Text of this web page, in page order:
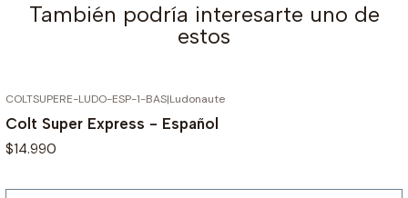
También podría interesarte uno de
estos
COLTSUPERE-LUDO-ESP-1-BAS|Ludonaute
Colt Super Express - Español
$14.990